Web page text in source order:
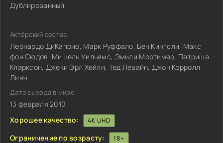
Дублированный
Актёрский состав:
Леонардо ДиКаприо, Марк Руффало, Бен Кингсли, Макс
фон Сюдов, Мишель Уильямс, Эмили Мортимер, Патриша
Кларксон, Джеки Эрл Хейли, Тед Левайн, Джон Кэрролл
Линч
Дата выхода в мире:
13 февраля 2010
Хорошее качество:
4K UHD
Ограничение по возрасту: 18+